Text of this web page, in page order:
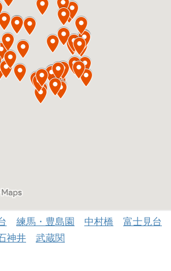
練馬・豊島園 中村橋 富士見台
神井 武蔵関